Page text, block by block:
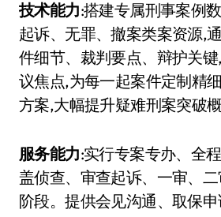
技术能力:搭建专属刑事案例
起诉、无罪、撤案类案资源,
件细节、裁判要点、辩护关
议焦点,为每一起案件定制精
方案,大幅提升疑难刑案突破概
服务能力:实行专案专办、全
盖侦查、审查起诉、一审、
阶段。提供会见沟通、取保申